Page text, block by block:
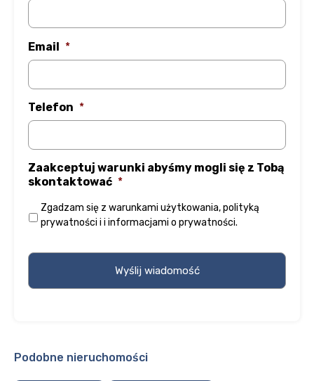
Email *
Telefon *
Zaakceptuj warunki abyśmy mogli się z Tobą
skontaktować *
Zgadzam się z warunkami użytkowania,polityką
prywatności i i informacjami o prywatności.
Podobne nieruchomości